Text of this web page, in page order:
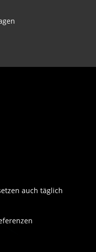
auch täglich